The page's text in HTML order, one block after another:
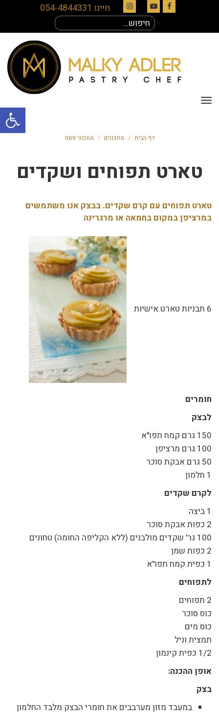
פתח
Facebook
YouTube
Instagram
חייגו 054-4844331
עבור:
תפריט
דף הבית / מתכונים / מתכוני פסח
טארט תפוחים ושקדים
טארט תפוחים עם קרם שקדים. בבצק אנו משתמשים
במרציפן במקום בחמאה או מרגרינה
6 תבניות טארט אישיות
חומרים
לבצק
150 גרם קמח תפו"א
100 גרם מרציפן
50 גרם אבקת סוכר
1 חלמון
לקרם שקדים
1 ביצה
2 כפות אבקת סוכר
100 גר' שקדים מולבנים (ללא הקליפה החומה) טחונים
2 כפות שמן
1 כפית קמח תפו"א
לתפוחים
2 תפוחים
כוס סוכר
כוס מים
תמצית וניל
1/2 כפית קינמון
אופן ההכנה:
בצק
במעבד מזון מערבבים את חומרי הבצק מלבד החלמון